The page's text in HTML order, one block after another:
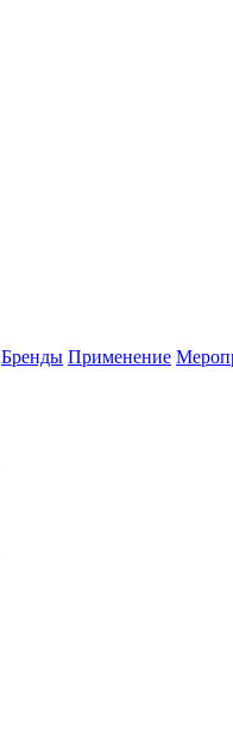
Бренды Применение